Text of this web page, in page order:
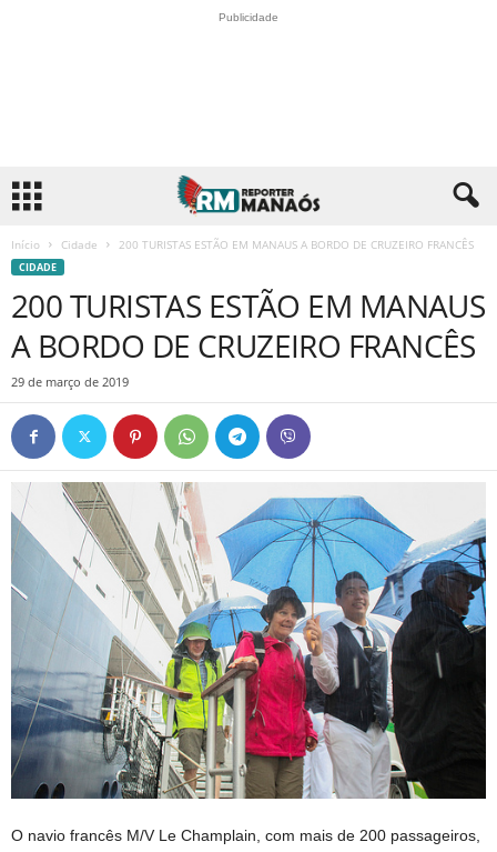
Publicidade
Início Cidade 200 TURISTAS ESTÃO EM MANAUS A BORDO DE CRUZEIRO FRANCÊS
CIDADE
200 TURISTAS ESTÃO EM MANAUS
A BORDO DE CRUZEIRO FRANCÊS
29 de março de 2019
O navio francês M/V Le Champlain, com mais de 200 passageiros,